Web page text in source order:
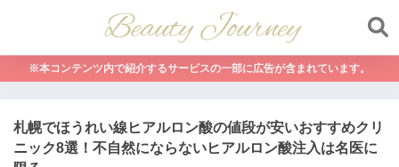
※本コンテンツ内で紹介するサービスの一部に広告が含まれています。
札幌でほうれい線ヒアルロン酸の値段が安いおすすめクリ
ニック8選！不自然にならないヒアルロン酸注入は名医に